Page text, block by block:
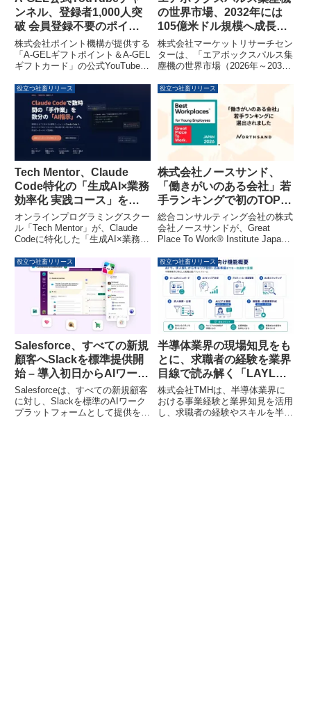
ンネル、登録者1,000人突
破 会員登録不要のポイン
ト経済圏が動画インフラと
融合
株式会社ポイント機構が提供する
「A-GELギフトポイント＆A-GEL
ギフトカード」の公式YouTubeチ
しました。このチャンネルは、企
業・店舗・代理店向けのビジネス
インフラとして運用され、会員登
録不要で利用できる新しいポイン
ト経済圏の普及を加速していま
す。
の世界市場、2032年には
105億米ドル規模へ成長予
測
株式会社マーケットリサーチセン
ターは、「エアボックスパルス集
塵機の世界市場（2026年～2032
ました。このレポートによると、
世界市場は2025年の65億4300万
米ドルから2032年には105億1900
万米ドルへと拡大し、年平均成長
率（CAGR）7.1％で成長すると
予測されています。
役立つ社畜リリース
Tech Mentor、Claude
Code特化の「生成AI×業務
効率化 実践コース」を提
供
オンラインプログラミングスクー
ル「Tech Mentor」が、Claude
Codeに特化した「生成AI×業務効
しました。このコースは非エンジ
ニアのビジネスパーソンを対象
に、資料作成やメール処理などの
定型業務をAIで自動化・効率化す
るスキルを習得できます。2025
年10月1日付で専門実践教育訓練
に認定され、受講料の最大80％
が給付金でサポートされる場合が
あります。
役立つ社畜リリース
株式会社ノースサンド、
「働きがいのある会社」若
手ランキングで初のTOP10
入り
総合コンサルティング会社の株式
会社ノースサンドが、Great
Place To Work® Institute Japan
る「働きがいのある会社」若手ラ
ンキングにおいて、大規模部門9
位に初選出されました。挑戦を後
押しする企業文化が若手社員から
高く評価されています。
役立つ社畜リリース
Salesforce、すべての新規
顧客へSlackを標準提供開
始 – 導入初日からAIワーク
プラットフォームを利用可
能に
Salesforceは、すべての新規顧客
に対し、Slackを標準のAIワーク
プラットフォームとして提供を開
役立つ社畜リリース
半導体業界の現場知見をも
とに、求職者の経験を業界
目線で読み解く「LAYLA-
HR」ベータ版を公開
株式会社TMHは、半導体業界に
おける事業経験と業界知見を活用
し、求職者の経験やスキルを半導